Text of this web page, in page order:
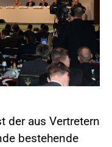
der aus Vertretern
bestehende